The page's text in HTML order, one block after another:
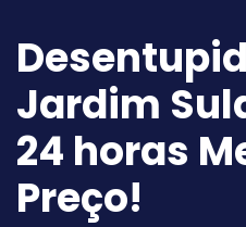
Jardim
24 horas
Preço!